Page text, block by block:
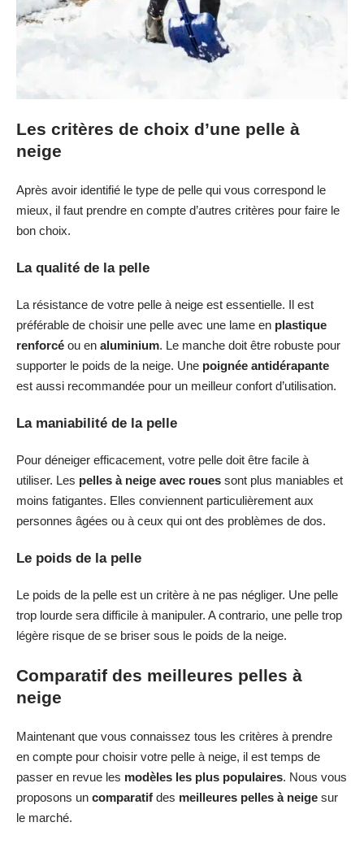
Les critères de choix d’une pelle à
neige
Après avoir identifié le type de pelle qui vous correspond le
mieux, il faut prendre en compte d’autres critères pour faire le
bon choix.
La qualité de la pelle
La résistance de votre pelle à neige est essentielle. Il est
préférable de choisir une pelle avec une lame en plastique
renforcé ou en aluminium. Le manche doit être robuste pour
supporter le poids de la neige. Une poignée antidérapante
est aussi recommandée pour un meilleur confort d’utilisation.
La maniabilité de la pelle
Pour déneiger efficacement, votre pelle doit être facile à
utiliser. Les pelles à neige avec roues sont plus maniables et
moins fatigantes. Elles conviennent particulièrement aux
personnes âgées ou à ceux qui ont des problèmes de dos.
Le poids de la pelle
Le poids de la pelle est un critère à ne pas négliger. Une pelle
trop lourde sera difficile à manipuler. A contrario, une pelle trop
légère risque de se briser sous le poids de la neige.
Comparatif des meilleures pelles à
neige
Maintenant que vous connaissez tous les critères à prendre
en compte pour choisir votre pelle à neige, il est temps de
passer en revue les modèles les plus populaires. Nous vous
proposons un comparatif des meilleures pelles à neige sur
le marché.